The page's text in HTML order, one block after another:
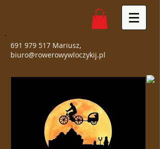
691 979 517 Mariusz,
biuro@rowerowywloczykij.pl